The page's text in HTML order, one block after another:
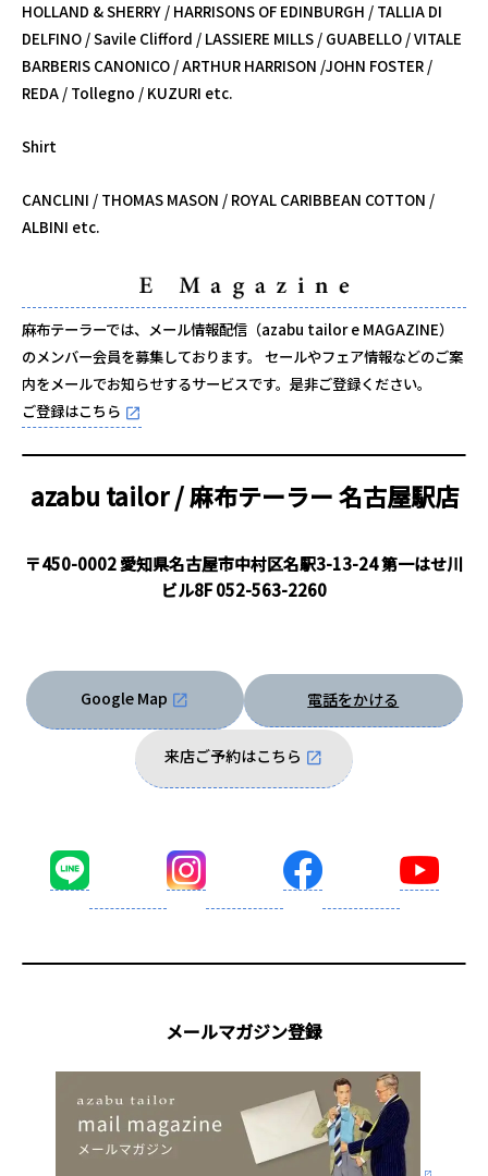
HOLLAND & SHERRY / HARRISONS OF EDINBURGH / TALLIA DI
DELFINO / Savile Clifford / LASSIERE MILLS / GUABELLO / VITALE
BARBERIS CANONICO / ARTHUR HARRISON /JOHN FOSTER /
REDA / Tollegno / KUZURI etc.
Shirt
CANCLINI / THOMAS MASON / ROYAL CARIBBEAN COTTON /
ALBINI etc.
麻布テーラーでは、メール情報配信（azabu tailor e MAGAZINE）
のメンバー会員を募集しております。 セールやフェア情報などのご案
内をメールでお知らせするサービスです。是非ご登録ください。
ご登録はこちら
azabu tailor / 麻布テーラー名古屋駅店
〒450-0002 愛知県名古屋市中村区名駅3-13-24 第一はせ川
ビル8F052-563-2260
Google Map 電話をかける
来店ご予約はこちら
メールマガジン登録